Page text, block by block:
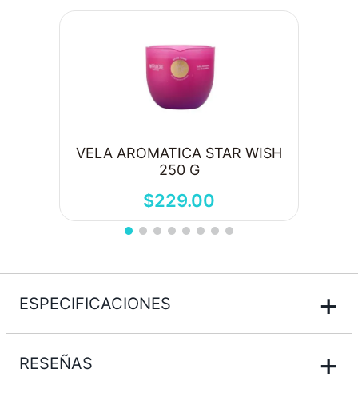
VELA AROMATICA STAR WISH
250 G
$229.00
ESPECIFICACIONES +
RESEÑAS +